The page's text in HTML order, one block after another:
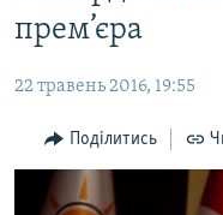
до
основної
навігації
Перейти
до
пошуку
ВІДЕО ТА ФОТО
БЛОГИ
ПОГЛЯД
ІНТЕРВ'Ю
прем’єра
22 травень 2016, 19:55
Поділитись